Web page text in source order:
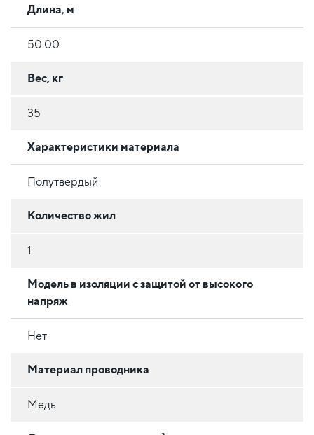
Длина, м
50.00
Вес, кг
35
Характеристики материала
Полутвердый
Количество жил
1
Модель в изоляции с защитой от высокого
напряж
Нет
Материал проводника
Медь